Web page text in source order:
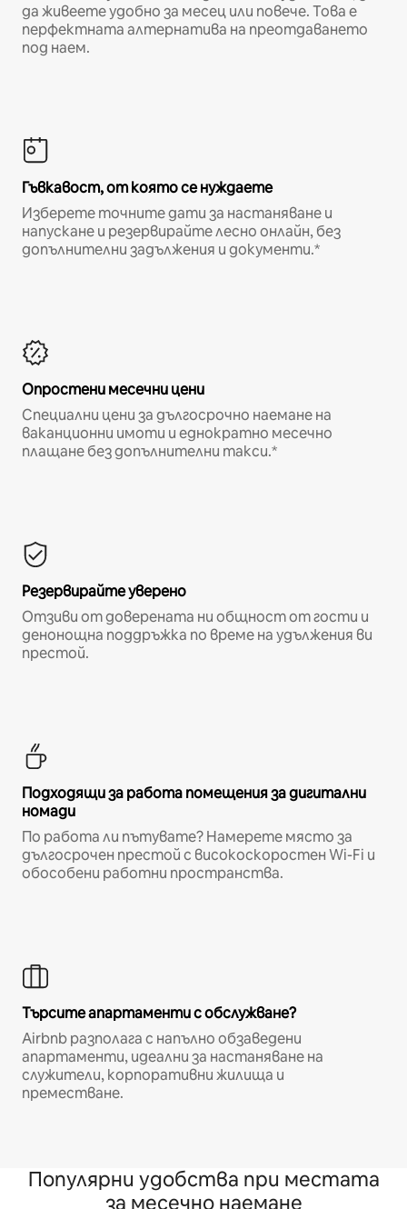
да живеете удобно за месец или повече. Това е
перфектната алтернатива на преотдаването
под наем.
Гъвкавост, от която се нуждаете
Изберете точните дати за настаняване и
напускане и резервирайте лесно онлайн, без
допълнителни задължения и документи.*
Опростени месечни цени
Специални цени за дългосрочно наемане на
ваканционни имоти и еднократно месечно
плащане без допълнителни такси.*
Резервирайте уверено
Отзиви от доверената ни общност от гости и
денонощна поддръжка по време на удължения ви
престой.
Подходящи за работа помещения за дигитални
номади
По работа ли пътувате? Намерете място за
дългосрочен престой с високоскоростен Wi-Fi и
обособени работни пространства.
Търсите апартаменти с обслужване?
Airbnb разполага с напълно обзаведени
апартаменти, идеални за настаняване на
служители, корпоративни жилища и
преместване.
Популярни удобства при местата
за месечно наемане